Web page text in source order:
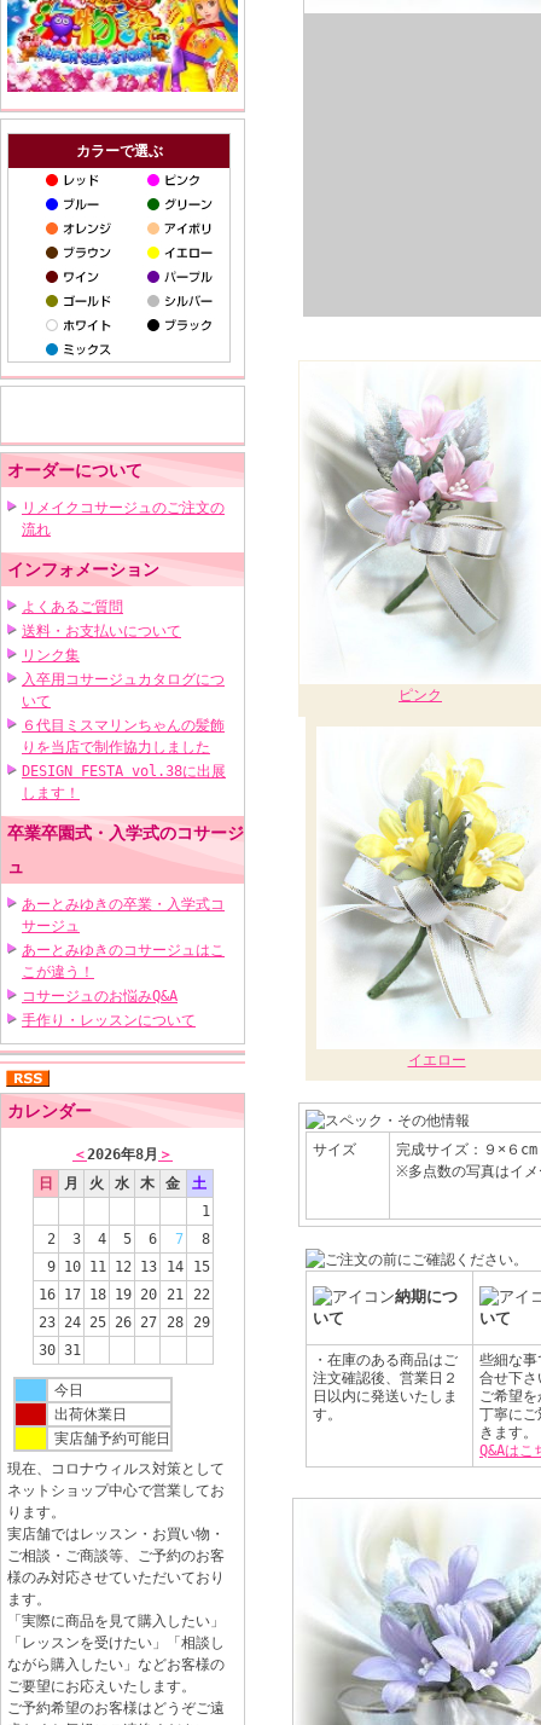
カラーで選ぶ
オーダーについて
リメイクコサージュのご注文の
流れ
インフォメーション
よくあるご質問
送料・お支払いについて
リンク集
入卒用コサージュカタログにつ
いて
６代目ミスマリンちゃんの髪飾
りを当店で制作協力しました
DESIGN FESTA vol.38に出展
します！
卒業卒園式・入学式のコサージ
ュ
あーとみゆきの卒業・入学式コ
サージュ
あーとみゆきのコサージュはこ
こが違う！
コサージュのお悩みQ&A
手作り・レッスンについて
カレンダー
＜2026年8月 ＞
日
月 火 水 木 金
土
1
2
3 4 5 6 7
8
9
10 11 12 13 14
15
16
17 18 19 20 21
22
23
24 25 26 27 28
29
30 31
今日
出荷休業日
実店舗予約可能日
現在、コロナウィルス対策として
ネットショップ中心で営業してお
ります。
実店舗ではレッスン・お買い物・
ご相談・ご商談等、ご予約のお客
様のみ対応させていただいており
ます。
「実際に商品を見て購入したい」
「レッスンを受けたい」「相談し
ながら購入したい」などお客様の
ご要望にお応えいたします。
ご予約希望のお客様はどうぞご遠
ピンク
イエロー
サイズ
完成サイズ：９×６cm
※多点数の写真はイ
納期につ
いて
いて
・在庫のある商品はご
注文確認後、営業日２
日以内に発送いたしま
す。
些細な事
合せ下さ
ご希望
丁寧にご
きます。
Q&Aはこ